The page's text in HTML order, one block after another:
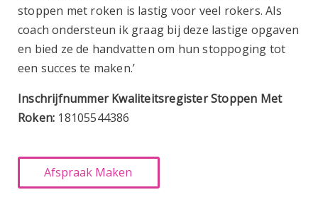
stoppen met roken is lastig voor veel rokers. Als
coach ondersteun ik graag bij deze lastige opgaven
en bied ze de handvatten om hun stoppoging tot
een succes te maken.’
Inschrijfnummer Kwaliteitsregister Stoppen Met
Roken: 18105544386